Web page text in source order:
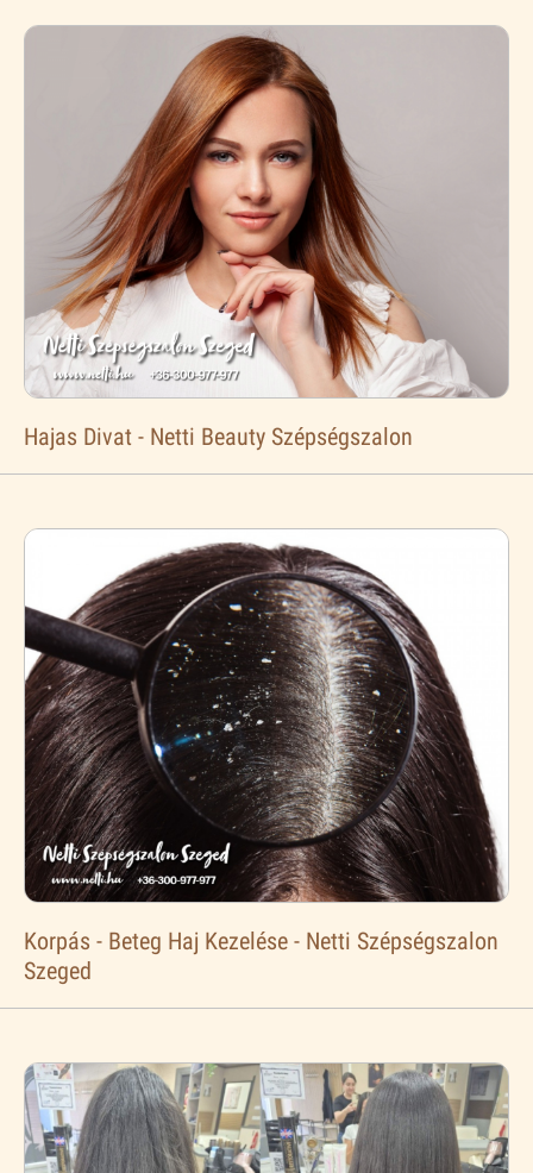
Hajas Divat - Netti Beauty Szépségszalon
Korpás - Beteg Haj Kezelése - Netti Szépségszalon
Szeged